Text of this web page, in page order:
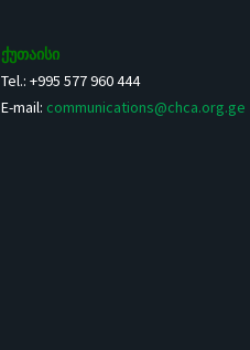
ქუთაისი
Tel.: +995 577 960 444
E-mail: communications@chca.org.ge